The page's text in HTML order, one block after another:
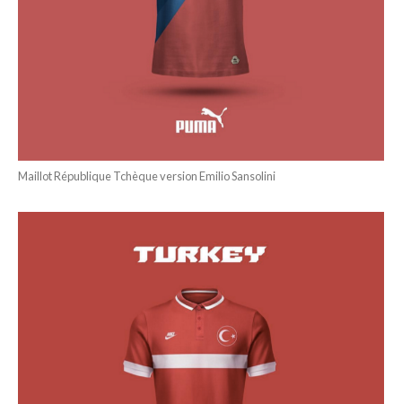
Maillot République Tchèque version Emilio Sansolini